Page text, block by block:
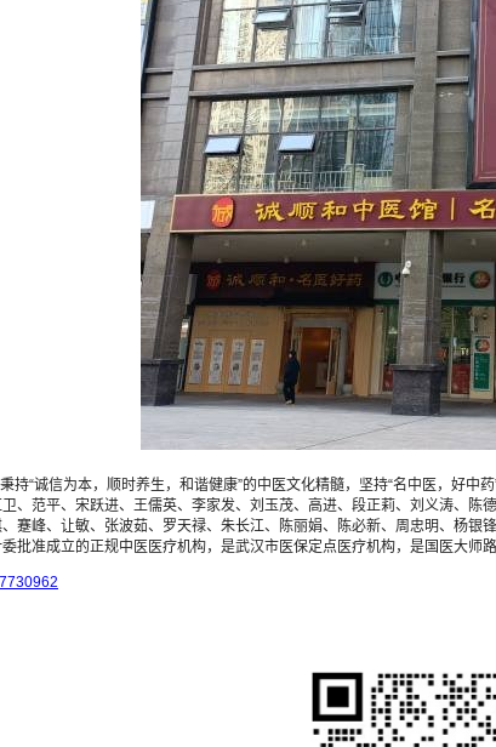
诚信为本，顺时养生，和谐健康”的中医文化精髓，坚持“名中医，好中
、范平、宋跃进、王儒英、李家发、刘玉茂、高进、段正莉、刘义涛、
蹇峰、让敏、张波茹、罗天禄、朱长江、陈丽娟、陈必新、周忠明、杨
批准成立的正规中医医疗机构，是武汉市医保定点医疗机构，是国医大